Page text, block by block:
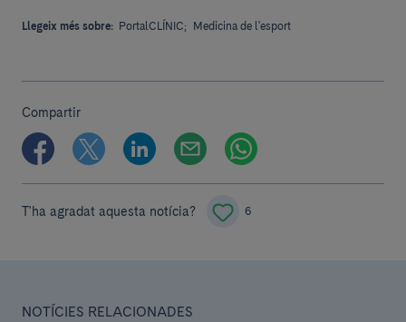
Llegeix més sobre: PortalCLÍNIC; Medicina de l'esport
Compartir
T'ha agradat aquesta notícia? 6
NOTÍCIES RELACIONADES